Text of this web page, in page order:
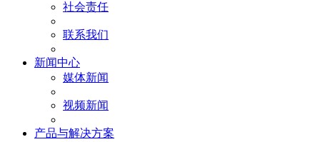
社会责任
联系我们
新闻中心
媒体新闻
视频新闻
产品与解决方案